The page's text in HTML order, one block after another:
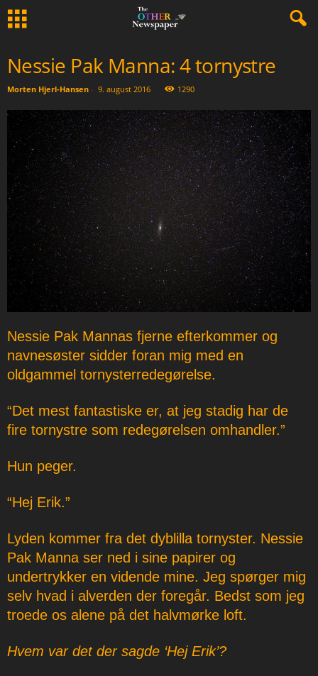
Nessie Pak Manna: 4 tornystre
Morten Hjerl-Hansen - 9. august 2016 1290
Nessie Pak Mannas fjerne efterkommer og
navnesøster sidder foran mig med en
oldgammel tornysterredegørelse.
“Det mest fantastiske er, at jeg stadig har de
fire tornystre som redegørelsen omhandler.”
Hun peger.
“Hej Erik.”
Lyden kommer fra det dyblilla tornyster. Nessie
Pak Manna ser ned i sine papirer og
undertrykker en vidende mine. Jeg spørger mig
selv hvad i alverden der foregår. Bedst som jeg
troede os alene på det halvmørke loft.
Hvem var det der sagde ‘Hej Erik’?